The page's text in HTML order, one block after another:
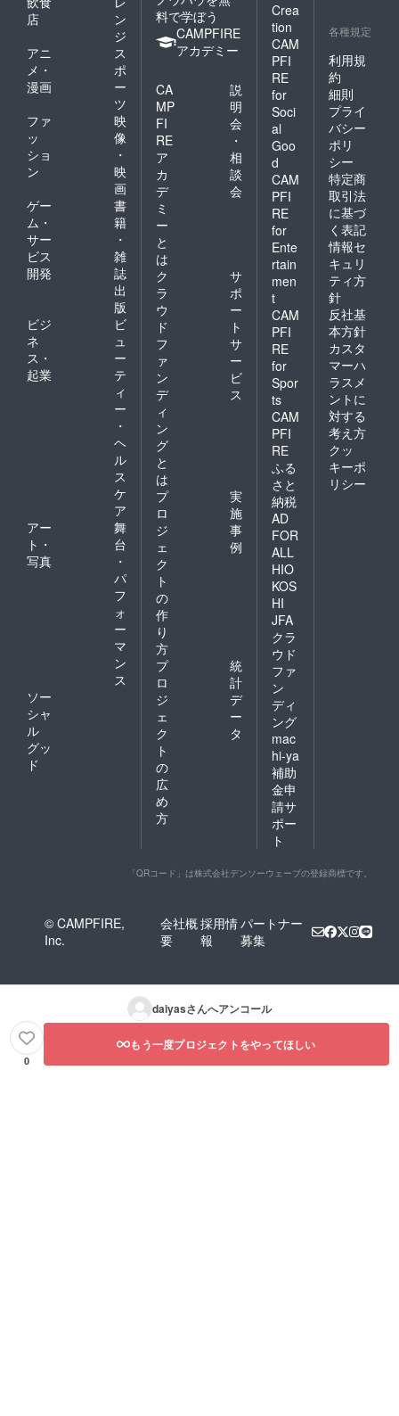
店
ン
ジ
アニ
メ・
漫画
ス
ポ
ー
ツ
ファ
ッ
ショ
ン
映
像
・
映
画
ゲー
ム・
サー
ビス
開発
書
籍
・
雑
誌
出
版
ビジ
ネ
ス・
起業
ビ
ュ
ー
テ
ィ
ー
・
ヘ
ル
ス
ケ
ア
アー
ト・
写真
舞
台
・
パ
フ
ォ
ー
マ
ン
ス
ソー
シャ
ル
グッ
ド
料で学ぼう
CAMPFIRE
アカデミー
CA
MP
FI
RE
ア
カ
デ
ミ
ー
と
は
説
明
会
・
相
談
会
ク
ラ
ウ
ド
フ
ァ
ン
デ
ィ
ン
グ
と
は
サ
ポ
ー
ト
サ
ー
ビ
ス
プ
ロ
ジ
ェ
ク
ト
の
作
り
方
実
施
事
例
プ
ロ
ジ
ェ
ク
ト
の
広
め
方
統
計
デ
ー
タ
Crea
tion
CAM
PFI
RE
for
Soci
al
Goo
d
CAM
PFI
RE
for
Ente
rtain
men
t
CAM
PFI
RE
for
Spor
ts
CAM
PFI
RE
ふる
さと
納税
AD
FOR
ALL
HIO
KOS
HI
JFA
クラ
ウド
ファ
ン
ディ
ング
mac
hi-ya
補助
金申
請サ
ポー
ト
各種規定
利用規
約
細則
プライ
バシー
ポリ
シー
特定商
取引法
に基づ
く表記
情報セ
キュリ
ティ方
針
反社基
本方針
カスタ
マーハ
ラスメ
ントに
対する
考え方
クッ
キーポ
リシー
「QRコード」は株式会社デンソーウェーブの登録商標です。
© CAMPFIRE,
Inc.
会社概
要
採用情
報
パートナー
募集
daiyasさんへアンコール
0
もう一度プロジェクトをやってほしい